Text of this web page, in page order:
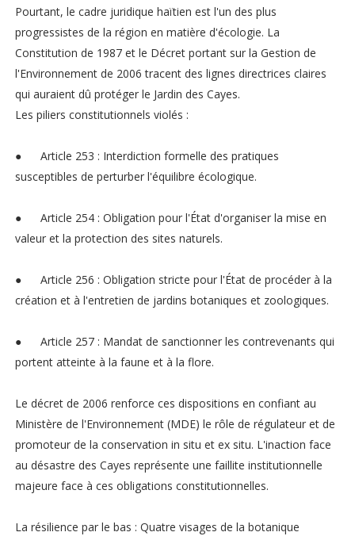
Pourtant, le cadre juridique haïtien est l'un des plus
progressistes de la région en matière d'écologie. La
Constitution de 1987 et le Décret portant sur la Gestion de
l'Environnement de 2006 tracent des lignes directrices claires
qui auraient dû protéger le Jardin des Cayes.
Les piliers constitutionnels violés :
●
Article 253 : Interdiction formelle des pratiques
susceptibles de perturber l'équilibre écologique.
●
Article 254 : Obligation pour l'État d'organiser la mise en
valeur et la protection des sites naturels.
●
Article 256 : Obligation stricte pour l'État de procéder à la
création et à l'entretien de jardins botaniques et zoologiques.
●
Article 257 : Mandat de sanctionner les contrevenants qui
portent atteinte à la faune et à la flore.
Le décret de 2006 renforce ces dispositions en confiant au
Ministère de l'Environnement (MDE) le rôle de régulateur et de
promoteur de la conservation in situ et ex situ. L'inaction face
au désastre des Cayes représente une faillite institutionnelle
majeure face à ces obligations constitutionnelles.
La résilience par le bas : Quatre visages de la botanique